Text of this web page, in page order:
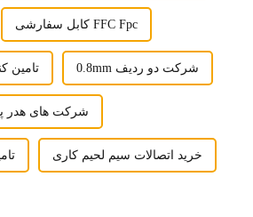
کابل سفارشی FFC Fpc
تامین 0.8mm شرکت دو ردیف
شرکت های هدر پین پیچ
خرید اتصالات سیم لحیم کاری